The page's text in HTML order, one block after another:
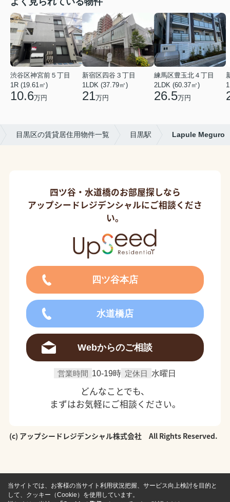
渋谷区神宮前５丁目
1R (19.61㎡)
10.6万円
新宿区四谷３丁目
1LDK (37.79㎡)
21万円
練馬区豊玉北４丁目
2LDK (60.37㎡)
26.5万円
目黒区の賃貸居住用物件一覧 目黒駅 Lapule Meguro
四ツ谷・水道橋のお部屋探しなら
アップシードレジデンシャルにご相談くださ
い。
四ツ谷本店
水道橋店
Webからのご相談
営業時間 10-19時 定休日 水曜日
どんなことでも、
まずはお気軽にご相談ください。
(c) アップシードレジデンシャル株式会社 All Rights Reserved.
当サイトでは、お客様の当サイト利用状況把握、サービス向上検討を目的と
して、クッキー（Cookie）を使用しています。